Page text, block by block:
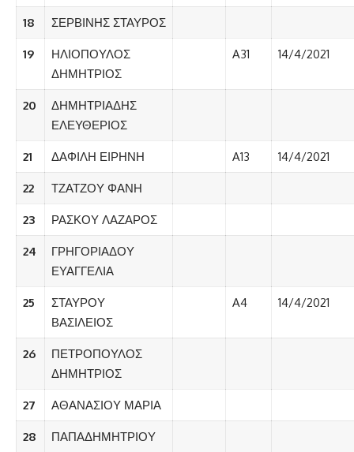
18 ΣΕΡΒΙΝΗΣ ΣΤΑΥΡΟΣ
19
ΗΛΙΟΠΟΥΛΟΣ
ΔΗΜΗΤΡΙΟΣ
A31 14/4/2021
20
ΔΗΜΗΤΡΙΑΔΗΣ
ΕΛΕΥΘΕΡΙΟΣ
21 ΔΑΦΙΛΗ ΕΙΡΗΝΗ A13 14/4/2021
22 ΤΖΑΤΖΟΥ ΦΑΝΗ
23 ΡΑΣΚΟΥ ΛΑΖΑΡΟΣ
24
ΓΡΗΓΟΡΙΑΔΟΥ
ΕΥΑΓΓΕΛΙΑ
25
ΣΤΑΥΡΟΥ
ΒΑΣΙΛΕΙΟΣ
A4 14/4/2021
26
ΠΕΤΡΟΠΟΥΛΟΣ
ΔΗΜΗΤΡΙΟΣ
27 ΑΘΑΝΑΣΙΟΥ ΜΑΡΙΑ
28
ΠΑΠΑΔΗΜΗΤΡΙΟΥ